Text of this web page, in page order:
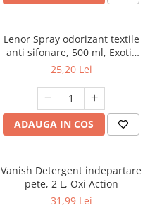
Lenor Spray odorizant textile
anti sifonare, 500 ml, Exotic
Bloom
25,20 Lei
ADAUGA IN COS
Vanish Detergent indepartare
pete, 2 L, Oxi Action
31,99 Lei